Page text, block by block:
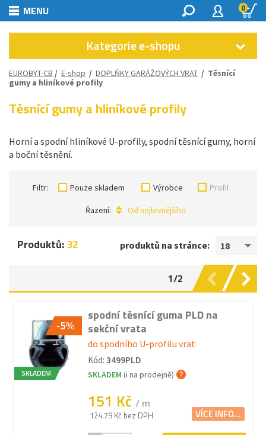
MENU 0
Kategorie e-shopu
EUROBYT-CB / E-shop / DOPLŇKY GARÁŽOVÝCH VRAT / Těsnící
gumy a hliníkové profily
Těsnící gumy a hliníkové profily
Horní a spodní hliníkové U-profily, spodní těsnící gumy, horní
a boční těsnění.
Filtr: Pouze skladem Výrobce Profil
Řazení: Od nejlevnějšího
produktů na stránce: 18
Produktů:32
1/2
-5%
SKLADEM
spodní těsnící guma PLD na
sekční vrata
do spodního U-profilu vrat
Kód: 3499PLD
SKLADEM (i na prodejně)
151 Kč / m
124.79 Kč bez DPH VÍCE INFO...